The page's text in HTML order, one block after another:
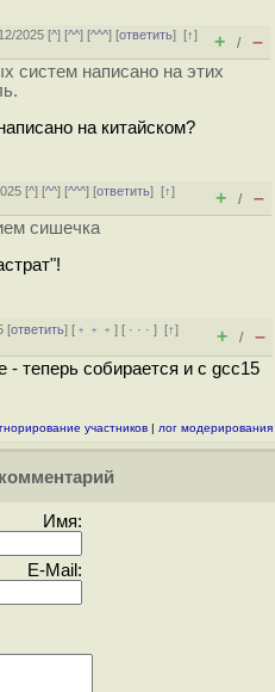
2025 [^] [^^] [^^^] [ответить][↑]
+ / –
систем написано на этих
на китайском?
[^] [^^] [^^^] [ответить][↑]
+ / –
сишечка
[ответить] [ ﹢﹢﹢] [ · · ·][↑]
+ / –
теперь собирается и с gcc15
участников | лог модерирования
Имя:
E-Mail: